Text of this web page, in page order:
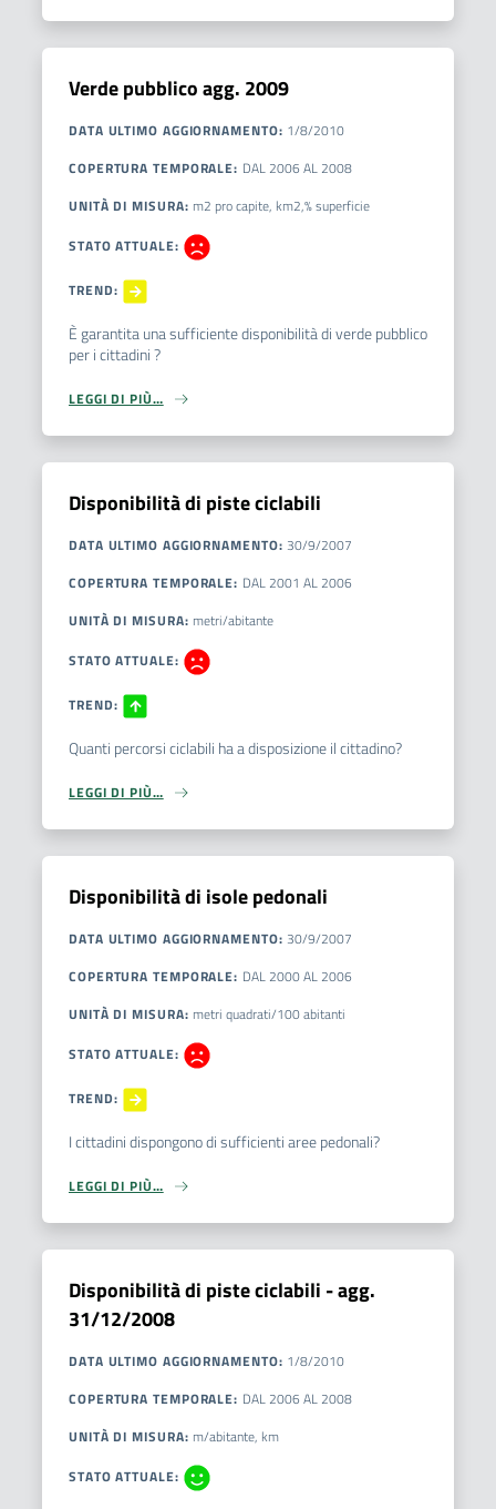
Verde pubblico agg. 2009
DATA ULTIMO AGGIORNAMENTO: 1/8/2010
COPERTURA TEMPORALE: DAL 2006 AL 2008
UNITÀ DI MISURA: m2 pro capite, km2,% superficie
STATO ATTUALE:
TREND:
È garantita una sufficiente disponibilità di verde pubblico
per i cittadini ?
LEGGI DI PIÙ…
Disponibilità di piste ciclabili
DATA ULTIMO AGGIORNAMENTO: 30/9/2007
COPERTURA TEMPORALE: DAL 2001 AL 2006
UNITÀ DI MISURA: metri/abitante
STATO ATTUALE:
TREND:
Quanti percorsi ciclabili ha a disposizione il cittadino?
LEGGI DI PIÙ…
Disponibilità di isole pedonali
DATA ULTIMO AGGIORNAMENTO: 30/9/2007
COPERTURA TEMPORALE: DAL 2000AL 2006
UNITÀ DI MISURA: metri quadrati/100 abitanti
STATO ATTUALE:
TREND:
I cittadini dispongono di sufficienti aree pedonali?
LEGGI DI PIÙ…
Disponibilità di piste ciclabili - agg.
31/12/2008
DATA ULTIMO AGGIORNAMENTO: 1/8/2010
COPERTURA TEMPORALE: DAL 2006 AL 2008
UNITÀ DI MISURA: m/abitante, km
STATO ATTUALE: